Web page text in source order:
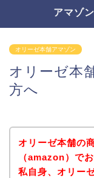
アマゾ
オリーゼ本舗アマゾン
オリーゼ本
方へ
オリーゼ本舗の
（amazon）で
私自身、オリー